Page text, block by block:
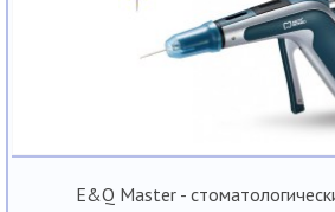
E&Q Master -